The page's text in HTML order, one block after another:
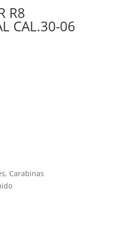
R8
CAL.30-06
Carabinas